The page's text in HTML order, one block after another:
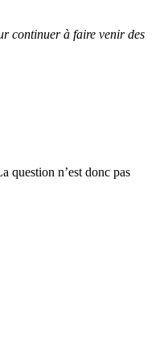
continuer à faire venir des
question n’est donc pas